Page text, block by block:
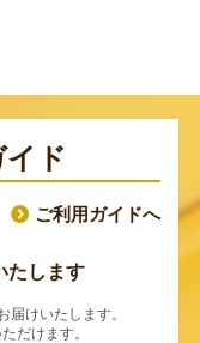
ド
ご利用ガイドへ
たします
届けいたします。
だけます。